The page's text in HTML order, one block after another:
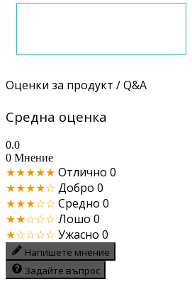
Оценки за продукт / Q&A
Средна оценка
0.0
0 Мнение
★★★★★ Отлично 0
★★★★☆ Добро 0
★★★☆☆ Средно 0
★★☆☆☆ Лошо 0
★☆☆☆☆ Ужасно 0
Напишете мнение
Задайте въпрос